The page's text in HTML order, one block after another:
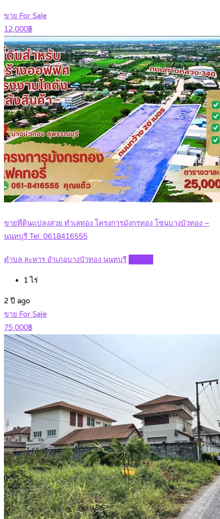
ขาย For Sale
12,000฿
ขายที่ดินแปลงสวย ทำเลทอง โครงการมังกรทอง โซนบางบัวทอง –
นนทบุรี Tel. 0618416555
ตำบล ละหาร อำเภอบางบัวทอง นนทบุรี
1 ไร่
2 ปี ago
ขาย For Sale
75,000฿